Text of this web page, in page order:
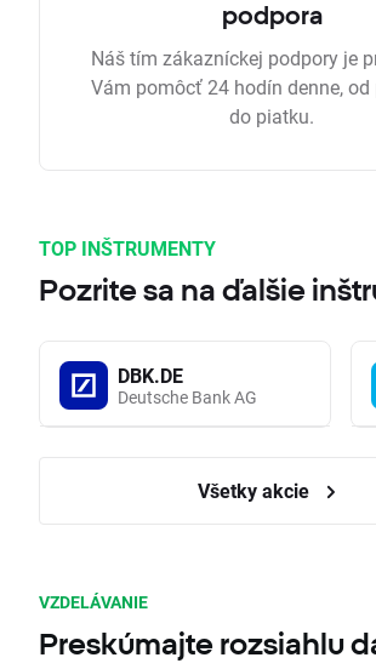
podpora
Náš tím zákazníckej podpory je
Vám pomôcť 24 hodín denne, od
do piatku.
TOP INŠTRUMENTY
Pozrite sa na ďalšie
DBK.DE
Deutsche Bank AG
Všetky akcie
VZDELÁVANIE
Preskúmajte rozsiahlu